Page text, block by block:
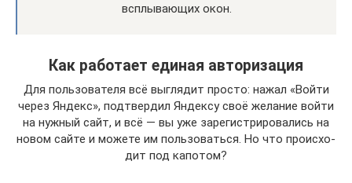
всплывающих окон.
Как работает единая авторизация
Для поль­зо­ва­те­ля всё выгля­дит про­сто: нажал «Вой­ти
через Яндекс», под­твер­дил Яндек­су своё жела­ние вой­ти
на нуж­ный сайт, и всё — вы уже заре­ги­стри­ро­ва­лись на
новом сай­те и може­те им поль­зо­вать­ся. Но что про­ис­хо­
дит под капотом?